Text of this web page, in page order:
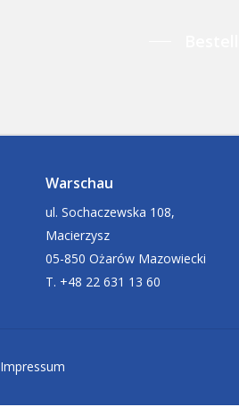
Warschau
ul. Sochaczewska 108,
Macierzysz
05-850 Ożarów Mazowiecki
T. +48 22 631 13 60
Impressum